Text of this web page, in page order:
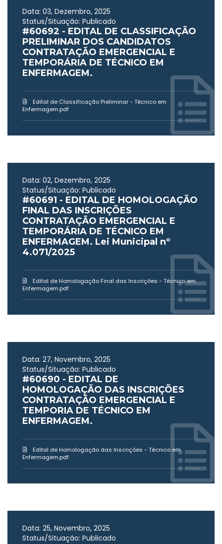
Data: 03, Dezembro, 2025
Status/Situação: Publicado
#60692 - EDITAL DE CLASSIFICAÇÃO
PRELIMINAR DOS CANDIDATOS
CONTRATAÇÃO EMERGENCIAL E
TEMPORÁRIA DE TÉCNICO EM
ENFERMAGEM.
Edital de Classificação Preliminar - Técnico em
Enfermagem.pdf
Data: 02, Dezembro, 2025
Status/Situação: Publicado
#60691 - EDITAL DE HOMOLOGAÇÃO
FINAL DAS INSCRIÇÕES
CONTRATAÇÃO EMERGENCIAL E
TEMPORÁRIA DE TÉCNICO EM
ENFERMAGEM. Lei Municipal nº
4.071/2025
Edital de Homologação Final das Inscrições - Técnico em
Enfermagem.pdf
Data: 27, Novembro, 2025
Status/Situação: Publicado
#60690 - EDITAL DE
HOMOLOGAÇÃO DAS INSCRIÇÕES
CONTRATAÇÃO EMERGENCIAL E
TEMPORIA DE TÉCNICO EM
ENFERMAGEM.
Edital de Homologação das Inscrições - Técnico em
Enfermagem.pdf
Data: 25, Novembro, 2025
Status/Situação: Publicado